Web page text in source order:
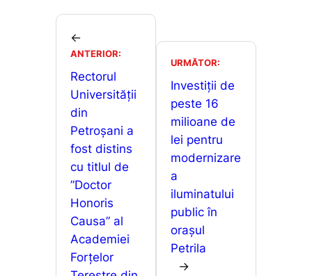
e
o
o
k
l
A
p
p
e
n
g
er
ta
a
z
ă
←
ANTERIOR:
Rectorul
Universității
din
Petroșani a
fost distins
cu titlul de
”Doctor
Honoris
Causa” al
Academiei
Forțelor
URMĂTOR:
Investiții de
peste 16
milioane de
lei pentru
modernizare
a
iluminatului
public în
orașul
Petrila
→